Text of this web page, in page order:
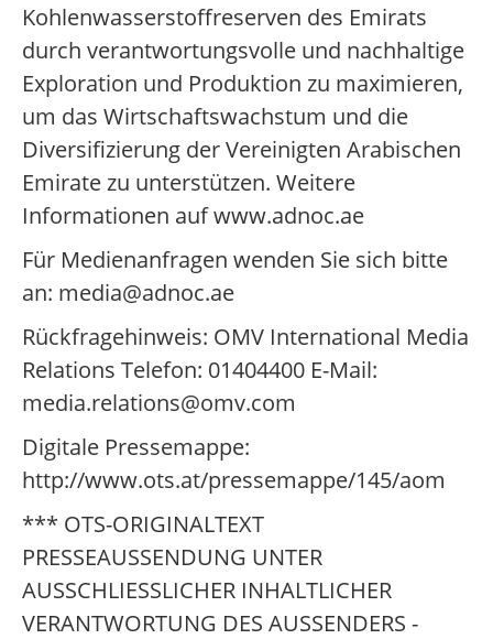
Kohlenwasserstoffreserven des Emirats
durch verantwortungsvolle und nachhaltige
Exploration und Produktion zu maximieren,
um das Wirtschaftswachstum und die
Diversifizierung der Vereinigten Arabischen
Emirate zu unterstützen. Weitere
Informationen auf www.adnoc.ae
Für Medienanfragen wenden Sie sich bitte
an: media@adnoc.ae
Rückfragehinweis: OMV International Media
Relations Telefon: 01404400 E-Mail:
media.relations@omv.com
Digitale Pressemappe:
http://www.ots.at/pressemappe/145/aom
*** OTS-ORIGINALTEXT
PRESSEAUSSENDUNG UNTER
AUSSCHLIESSLICHER INHALTLICHER
VERANTWORTUNG DES AUSSENDERS -